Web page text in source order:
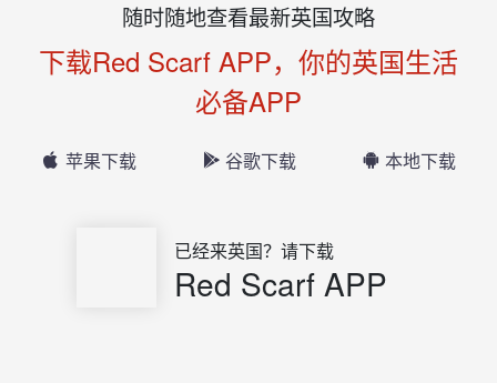
随时随地查看最新英国攻略
下载Red Scarf APP，你的英国生活
必备APP
苹果下载 谷歌下载 本地下载
已经来英国？请下载
Red Scarf APP